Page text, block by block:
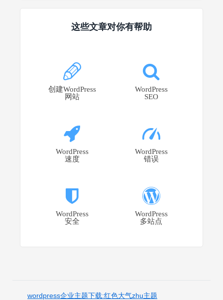
这些文章对你有帮助
创建WordPress
网站
WordPress
SEO
WordPress
速度
WordPress
错误
WordPress
安全
WordPress
多站点
wordpress企业主题下载:红色大气zhu主题